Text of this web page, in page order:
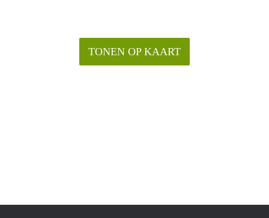
TONEN OP KAART